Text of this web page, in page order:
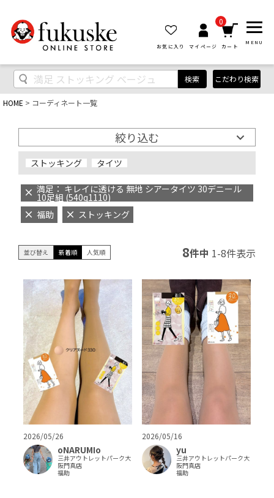
お気に入り マイページ
0
カート
MENU
検索 こだわり検索
HOME コーディネート一覧
絞り込む
ストッキング タイツ
満足： キレイに透ける 無地 シアータイツ 30デニール
10足組 (540q1110)
福助
ストッキング
並び替え 新着順 人気順 8件中 1-8件表示
2026/05/26
oNARUMIo
三井アウトレットパーク大
阪門真店
福助
2026/05/16
yu
三井アウトレットパーク大
阪門真店
福助